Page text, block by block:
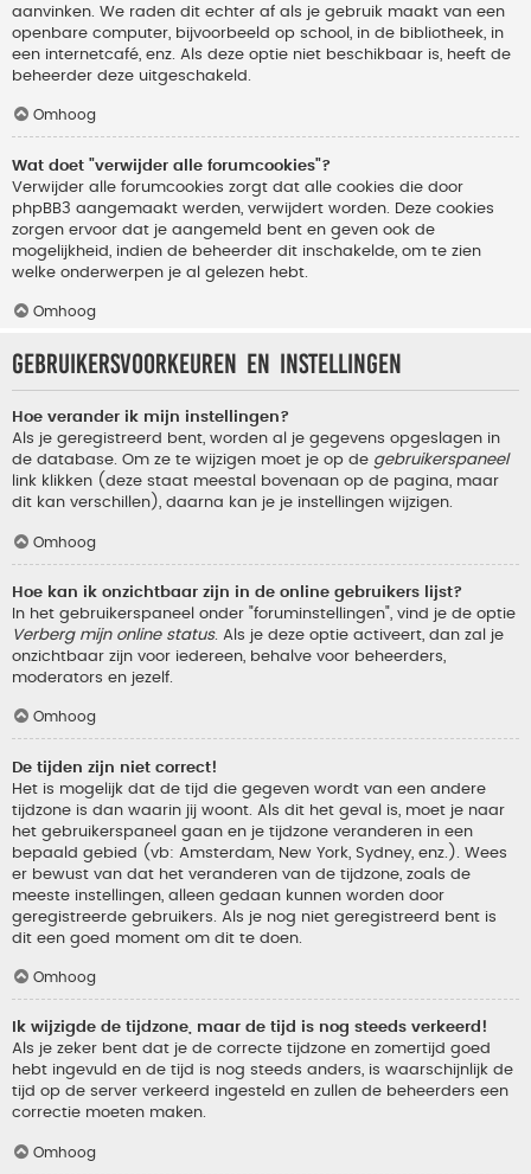
aanvinken. We raden dit echter af als je gebruik maakt van een
openbare computer, bijvoorbeeld op school, in de bibliotheek, in
een internetcafé, enz. Als deze optie niet beschikbaar is, heeft de
beheerder deze uitgeschakeld.
Omhoog
Wat doet "verwijder alle forumcookies"?
Verwijder alle forumcookies zorgt dat alle cookies die door
phpBB3 aangemaakt werden, verwijdert worden. Deze cookies
zorgen ervoor dat je aangemeld bent en geven ook de
mogelijkheid, indien de beheerder dit inschakelde, om te zien
welke onderwerpen je al gelezen hebt.
Omhoog
Gebruikersvoorkeuren en instellingen
Hoe verander ik mijn instellingen?
Als je geregistreerd bent, worden al je gegevens opgeslagen in
de database. Om ze te wijzigen moet je op de gebruikerspaneel
link klikken (deze staat meestal bovenaan op de pagina, maar
dit kan verschillen), daarna kan je je instellingen wijzigen.
Omhoog
Hoe kan ik onzichtbaar zijn in de online gebruikers lijst?
In het gebruikerspaneel onder "foruminstellingen", vind je de optie
Verberg mijn online status. Als je deze optie activeert, dan zal je
onzichtbaar zijn voor iedereen, behalve voor beheerders,
moderators en jezelf.
Omhoog
De tijden zijn niet correct!
Het is mogelijk dat de tijd die gegeven wordt van een andere
tijdzone is dan waarin jij woont. Als dit het geval is, moet je naar
het gebruikerspaneel gaan en je tijdzone veranderen in een
bepaald gebied (vb: Amsterdam, New York, Sydney, enz.). Wees
er bewust van dat het veranderen van de tijdzone, zoals de
meeste instellingen, alleen gedaan kunnen worden door
geregistreerde gebruikers. Als je nog niet geregistreerd bent is
dit een goed moment om dit te doen.
Omhoog
Ik wijzigde de tijdzone, maar de tijd is nog steeds verkeerd!
Als je zeker bent dat je de correcte tijdzone en zomertijd goed
hebt ingevuld en de tijd is nog steeds anders, is waarschijnlijk de
tijd op de server verkeerd ingesteld en zullen de beheerders een
correctie moeten maken.
Omhoog